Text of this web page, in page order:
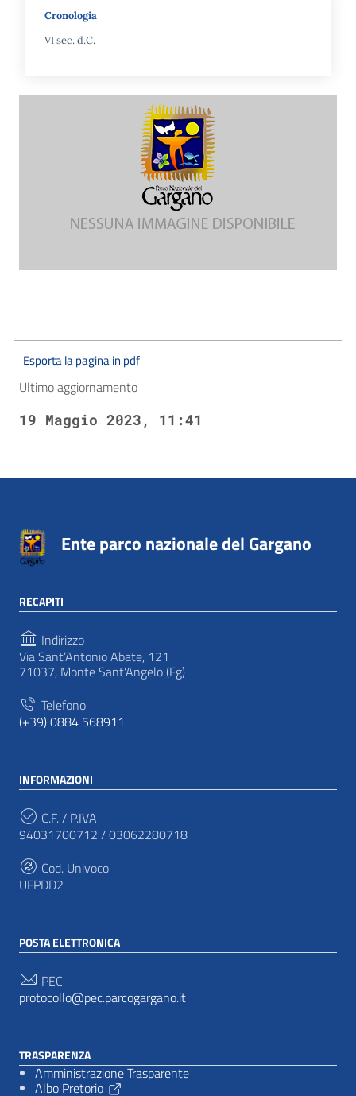
Cronologia
VI sec. d.C.
Esporta la pagina in pdf
Ultimo aggiornamento
19 Maggio 2023, 11:41
Ente parco nazionale del Gargano
RECAPITI
Indirizzo
Via Sant’Antonio Abate, 121
71037, Monte Sant'Angelo (Fg)
Telefono
(+39) 0884 568911
INFORMAZIONI
C.F. / P.IVA
94031700712 / 03062280718
Cod. Univoco
UFPDD2
POSTA ELETTRONICA
PEC
protocollo@pec.parcogargano.it
TRASPARENZA
Amministrazione Trasparente
Albo Pretorio